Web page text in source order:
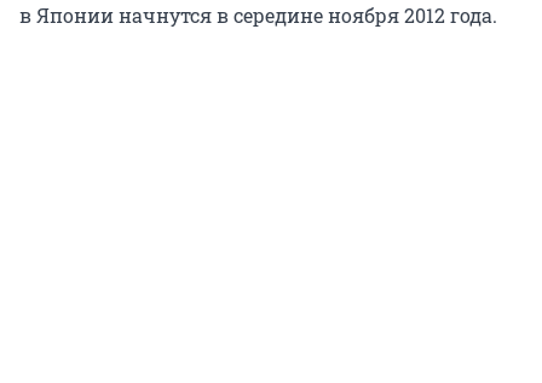
в Японии начнутся в середине ноября 2012 года.